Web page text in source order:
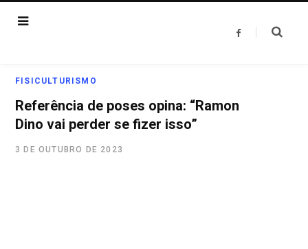
F
FISICULTURISMO
Referência de poses opina: “Ramon
Dino vai perder se fizer isso”
3 DE OUTUBRO DE 2023